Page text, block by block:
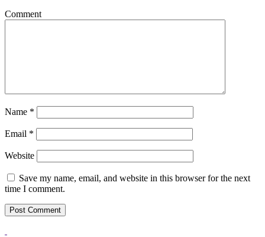
Comment
Name *
Email *
Website
Save my name, email, and website in this browser for the next
time I comment.